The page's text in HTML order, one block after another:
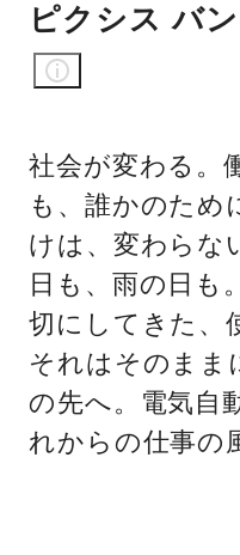
ピクシス バ
社会が変わる。
も、誰かのため
けは、変わらな
日も、雨の日も
切にしてきた、
それはそのまま
の先へ。電気自
れからの仕事の